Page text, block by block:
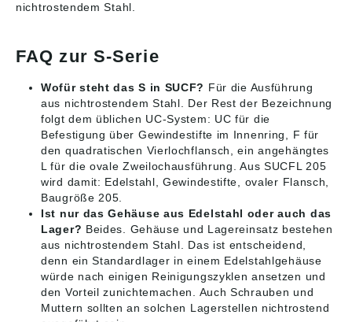
nichtrostendem Stahl.
FAQ zur S-Serie
Wofür steht das S in SUCF? Für die Ausführung
aus nichtrostendem Stahl. Der Rest der Bezeichnung
folgt dem üblichen UC-System: UC für die
Befestigung über Gewindestifte im Innenring, F für
den quadratischen Vierlochflansch, ein angehängtes
L für die ovale Zweilochausführung. Aus SUCFL 205
wird damit: Edelstahl, Gewindestifte, ovaler Flansch,
Baugröße 205.
Ist nur das Gehäuse aus Edelstahl oder auch das
Lager? Beides. Gehäuse und Lagereinsatz bestehen
aus nichtrostendem Stahl. Das ist entscheidend,
denn ein Standardlager in einem Edelstahlgehäuse
würde nach einigen Reinigungszyklen ansetzen und
den Vorteil zunichtemachen. Auch Schrauben und
Muttern sollten an solchen Lagerstellen nichtrostend